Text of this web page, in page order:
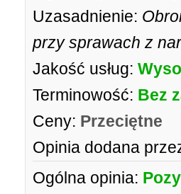
Uzasadnienie:
przy sprawach z
Jakość usług:
Terminowość: Bez
Ceny: Przeciętne
Opinia dodana
Ogólna opinia: